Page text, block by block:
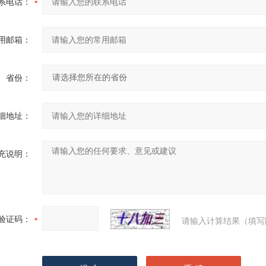
邮箱：
省份：
地址：
说明：
证码： 请输入计算结果（填